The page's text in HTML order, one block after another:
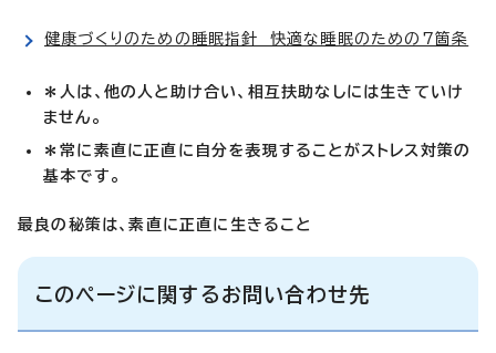
健康づくりのための睡眠指針 快適な睡眠のための7箇条
＊人は、他の人と助け合い、相互扶助なしには生きていけ
ません。
＊常に素直に正直に自分を表現することがストレス対策の
基本です。
最良の秘策は、素直に正直に生きること
このページに関するお問い合わせ先